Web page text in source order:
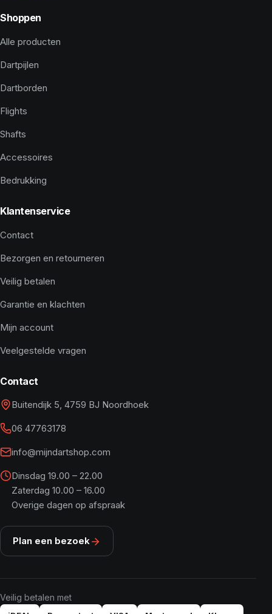
Shoppen
Alle producten
Dartpijlen
Dartborden
Flights
Shafts
Accessoires
Bedrukking
Klantenservice
Contact
Bezorgen en retourneren
Veilig betalen
Garantie en klachten
Mijn account
Veelgestelde vragen
Contact
Buitendijk 5, 4759 BJ Noordhoek
06 47763178
info@mijndartshop.com
Dinsdag 19.00 – 22.00
Zaterdag 10.00 – 16.00
Overige dagen op afspraak
Plan een bezoek
Veilig betalen met